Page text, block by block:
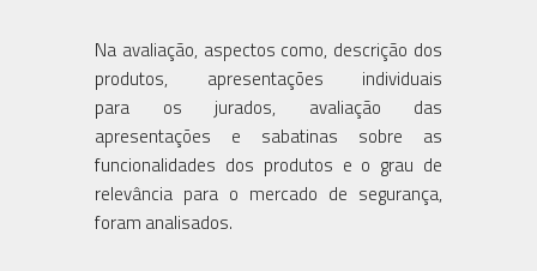
Na avaliação, aspectos como, descrição dos
produtos, apresentações individuais
para os jurados, avaliação das
apresentações e sabatinas sobre as
funcionalidades dos produtos e o grau de
relevância para o mercado de segurança,
foram analisados.